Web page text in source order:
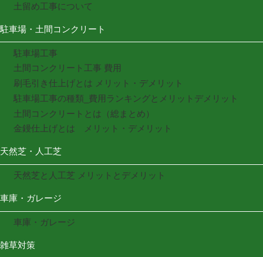
土留め工事について
駐車場・土間コンクリート
駐車場工事
土間コンクリート工事 費用
刷毛引き仕上げとは メリット・デメリット
駐車場工事の種類_費用ランキングとメリットデメリット
土間コンクリートとは（総まとめ）
金鏝仕上げとは メリット・デメリット
天然芝・人工芝
天然芝と人工芝 メリットとデメリット
車庫・ガレージ
車庫・ガレージ
雑草対策